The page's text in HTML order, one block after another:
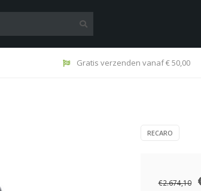
Gratis verzenden vanaf € 50,00
RECARO
€2.674,10